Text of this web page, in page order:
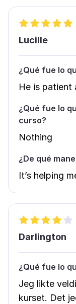
Lucille
¿Qué fue lo
He is patient
¿Qué fue lo
curso?
Nothing
¿De qué
It’s helping
Darlington
¿Qué fue lo
Jeg likte
kurset. Det